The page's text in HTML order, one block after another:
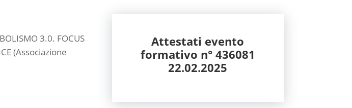
3.0. FOCUS
(Associazione
Attestati evento
formativo n° 436081
22.02.2025